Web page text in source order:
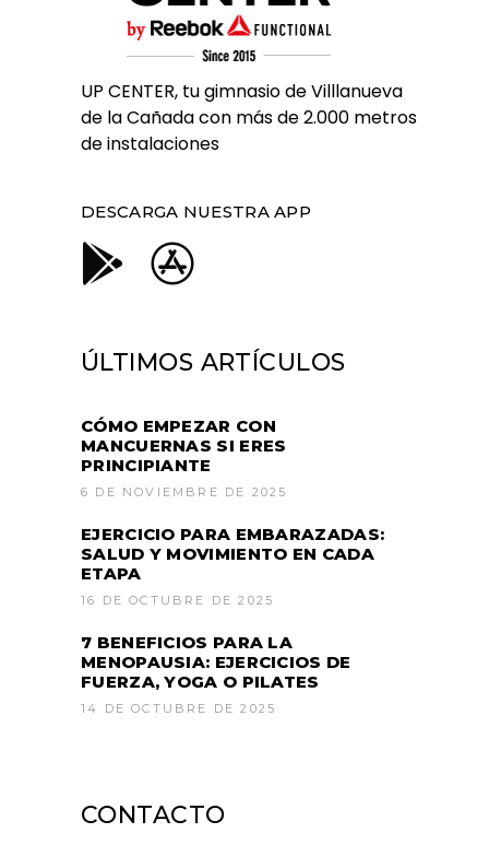
UP CENTER, tu gimnasio de Villlanueva
de la Cañada con más de 2.000 metros
de instalaciones
DESCARGA NUESTRA APP
ÚLTIMOS ARTÍCULOS
CÓMO EMPEZAR CON
MANCUERNAS SI ERES
PRINCIPIANTE
6 DE NOVIEMBRE DE 2025
EJERCICIO PARA EMBARAZADAS:
SALUD Y MOVIMIENTO EN CADA
ETAPA
16 DE OCTUBRE DE 2025
7 BENEFICIOS PARA LA
MENOPAUSIA: EJERCICIOS DE
FUERZA, YOGA O PILATES
14 DE OCTUBRE DE 2025
CONTACTO